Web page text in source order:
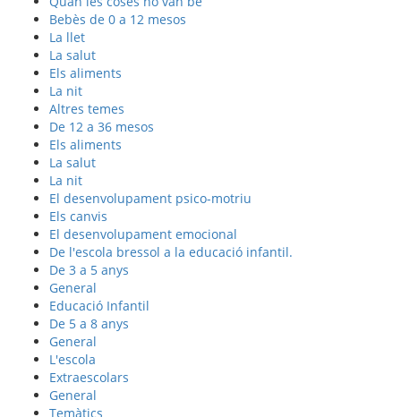
Bebès de 0 a 12 mesos
La llet
La salut
Els aliments
La nit
Altres temes
De 12 a 36 mesos
Els aliments
La salut
La nit
El desenvolupament psico-motriu
Els canvis
El desenvolupament emocional
De l'escola bressol a la educació infantil.
De 3 a 5 anys
General
Educació Infantil
De 5 a 8 anys
General
L'escola
Extraescolars
General
Temàtics